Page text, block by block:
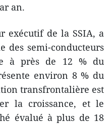
an.
exécutif de la SSIA, a
des semi-conducteurs
à près de 12 % du
environ 8 % du
transfrontalière est
la croissance, et le
évalué à plus de 18